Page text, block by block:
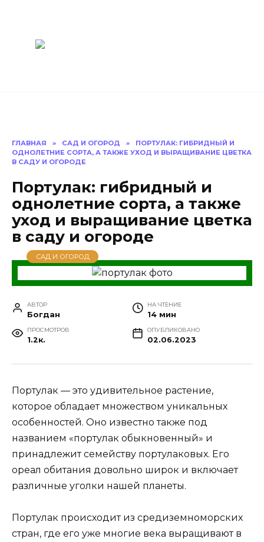
ГЛАВНАЯ » САД И ОГОРОД »
ПОРТУЛАК: ГИБРИДНЫЙ И
ОДНОЛЕТНИЕ СОРТА, А ТАКЖЕ УХОД И ВЫРАЩИВАНИЕ ЦВЕТКА
В САДУ И ОГОРОДЕ
Портулак: гибридный и
однолетние сорта, а также
уход и выращивание цветка
в саду и огороде
САД И ОГОРОД
АВТОР
Богдан
НА ЧТЕНИЕ
14 мин
ПРОСМОТРОВ
1.2к.
ОПУБЛИКОВАНО
02.06.2023
Портулак — это удивительное растение,
которое обладает множеством уникальных
особенностей. Оно известно также под
названием «портулак обыкновенный» и
принадлежит семейству портулаковых. Его
ореал обитания довольно широк и включает
различные уголки нашей планеты.
Портулак происходит из средиземноморских
стран, где его уже многие века выращивают в